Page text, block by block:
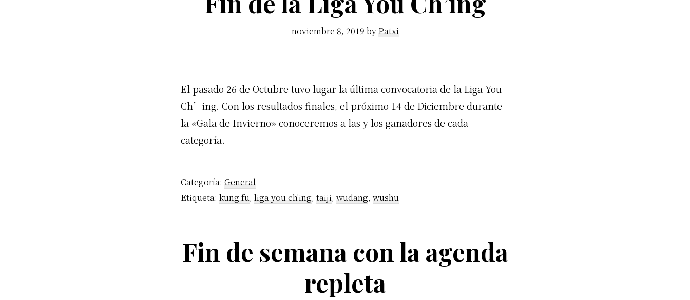
noviembre 8, 2019 by Patxi
El pasado 26 de Octubre tuvo lugar la última convocatoria de la Liga You
Ch’ing. Con los resultados finales, el próximo 14 de Diciembre durante
la «Gala de Invierno» conoceremos a las y los ganadores de cada
categoría.
Categoría: General
Etiqueta: kung fu, liga you ch'ing, taiji, wudang, wushu
Fin de semana con la agenda
repleta